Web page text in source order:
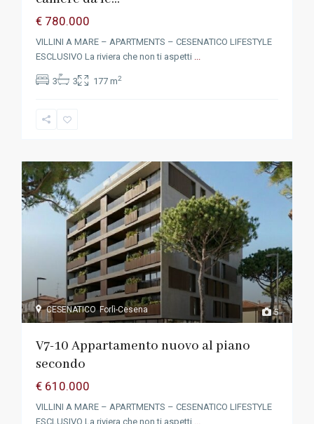
€ 780.000
VILLINI A MARE – APARTMENTS – CESENATICO LIFESTYLE
ESCLUSIVO La riviera che non ti aspetti ...
3 3 177 m2
5
CESENATICO Forlì-Cesena
V7-10 Appartamento nuovo al piano
secondo
€ 610.000
VILLINI A MARE – APARTMENTS – CESENATICO LIFESTYLE
ESCLUSIVO La riviera che non ti aspetti ...